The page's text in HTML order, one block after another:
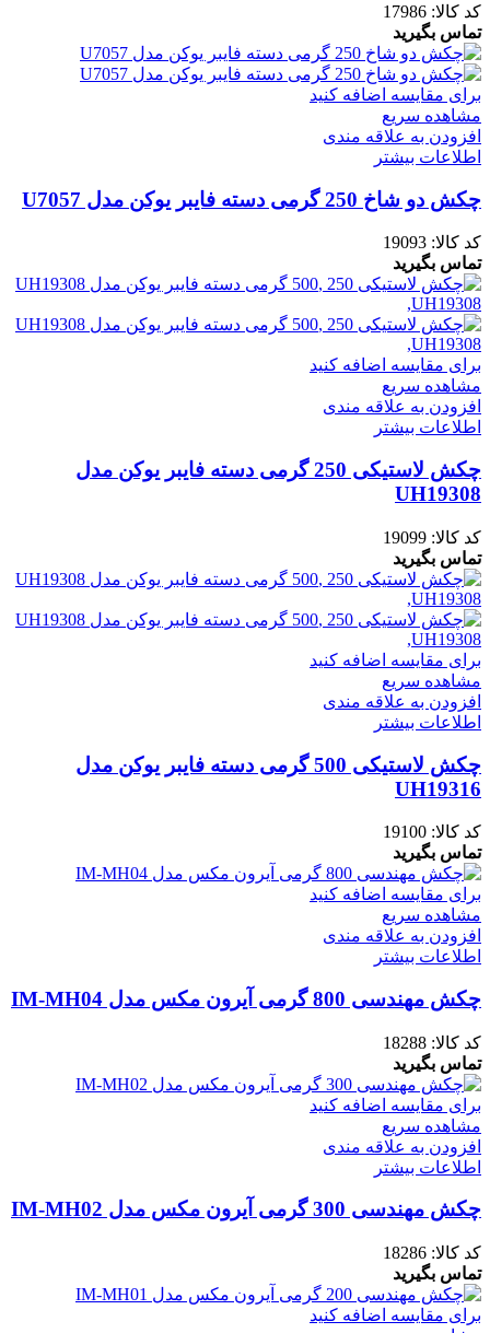
کد کالا: 17986
تماس بگیرید
برای مقایسه اضافه کنید
مشاهده سریع
افزودن به علاقه مندی
اطلاعات بیشتر
چکش دو شاخ 250 گرمی دسته فایبر یوکن مدل U7057
کد کالا: 19093
تماس بگیرید
برای مقایسه اضافه کنید
مشاهده سریع
افزودن به علاقه مندی
اطلاعات بیشتر
چکش لاستیکی 250 گرمی دسته فایبر یوکن مدل
UH19308
کد کالا: 19099
تماس بگیرید
برای مقایسه اضافه کنید
مشاهده سریع
افزودن به علاقه مندی
اطلاعات بیشتر
چکش لاستیکی 500 گرمی دسته فایبر یوکن مدل
UH19316
کد کالا: 19100
تماس بگیرید
برای مقایسه اضافه کنید
مشاهده سریع
افزودن به علاقه مندی
اطلاعات بیشتر
چکش مهندسی 800 گرمی آیرون مکس مدل IM-MH04
کد کالا: 18288
تماس بگیرید
برای مقایسه اضافه کنید
مشاهده سریع
افزودن به علاقه مندی
اطلاعات بیشتر
چکش مهندسی 300 گرمی آیرون مکس مدل IM-MH02
کد کالا: 18286
تماس بگیرید
برای مقایسه اضافه کنید